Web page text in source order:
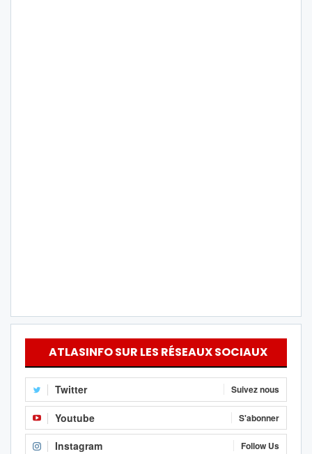
ATLASINFO SUR LES RÉSEAUX SOCIAUX
Twitter Suivez nous
Youtube S'abonner
Instagram Follow Us